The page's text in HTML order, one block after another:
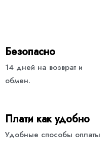
Безопасно
14 дней на возврат и
обмен.
Плати как удобно
Удобные способы оплаты